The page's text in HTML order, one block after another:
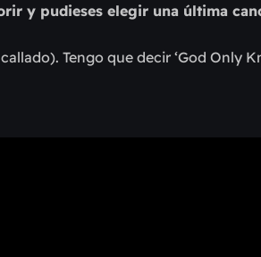
y pudieses elegir una última
Tengo que decir ‘God Only